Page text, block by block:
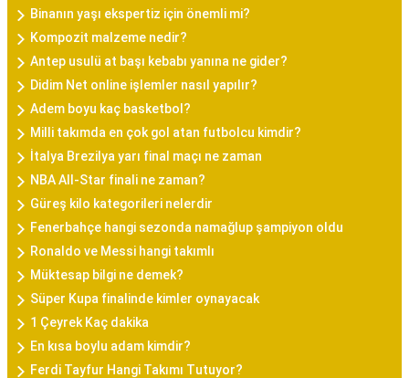
Binanın yaşı ekspertiz için önemli mi?
Kompozit malzeme nedir?
Antep usulü at başı kebabı yanına ne gider?
Didim Net online işlemler nasıl yapılır?
Adem boyu kaç basketbol?
Milli takımda en çok gol atan futbolcu kimdir?
İtalya Brezilya yarı final maçı ne zaman
NBA All-Star finali ne zaman?
Güreş kilo kategorileri nelerdir
Fenerbahçe hangi sezonda namağlup şampiyon oldu
Ronaldo ve Messi hangi takımlı
Müktesap bilgi ne demek?
Süper Kupa finalinde kimler oynayacak
1 Çeyrek Kaç dakika
En kısa boylu adam kimdir?
Ferdi Tayfur Hangi Takımı Tutuyor?